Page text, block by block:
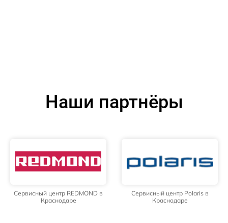
Наши партнёры
Сервисный центр REDMOND в
Краснодаре
Сервисный центр Polaris в
Краснодаре